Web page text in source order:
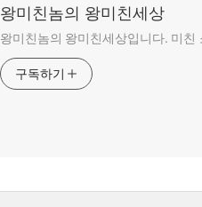
왕미친놈의 왕미친세상
왕미친놈의 왕미친세상입니다. 미
구독하기